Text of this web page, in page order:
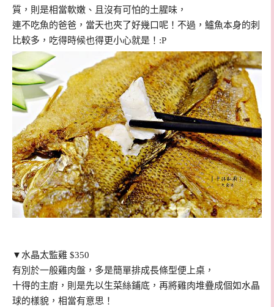
質，則是相當軟嫩、且沒有可怕的土腥味，
連不吃魚的爸爸，當天也夾了好幾口呢！不過，鱸魚本身的刺
比較多，吃得時候也得更小心就是！:P
▼水晶太監雞 $350
有別於一般雞肉盤，多是簡單排成長條型便上桌，
十得的主廚，則是先以生菜絲鋪底，再將雞肉堆疊成個如水晶
球的樣貌，相當有意思！